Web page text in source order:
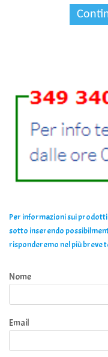
Per informazioni sui
sotto inserendo
risponderemo nel più breve
Nome
Email